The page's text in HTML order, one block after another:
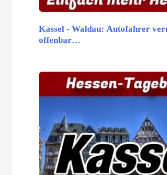
Kassel - Waldau: Autofahrer
offenbar…